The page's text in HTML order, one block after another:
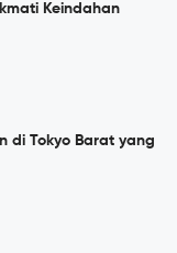
Keindahan
di Tokyo Barat yang